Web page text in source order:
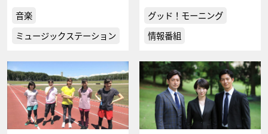
音楽
ミュージックステーション
グッド！モーニング
情報番組